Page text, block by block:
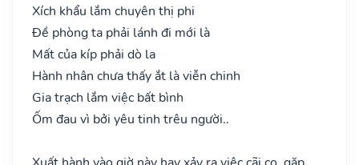
Xích khẩu lắm chuyên thị phi
Đề phòng ta phải lánh đi mới là
Mất của kíp phải dò la
Hành nhân chưa thấy ắt là viễn chinh
Gia trạch lắm việc bất bình
Ốm đau vì bởi yêu tinh trêu người..